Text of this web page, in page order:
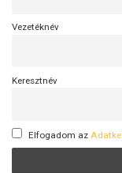
Vezetéknév
Keresztnév
Elfogadom az